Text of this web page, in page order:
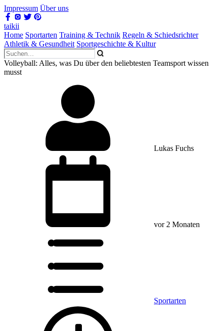
Impressum Über uns
taikii
Home Sportarten Training & Technik Regeln & Schiedsrichter
Athletik & Gesundheit Sportgeschichte & Kultur
Volleyball: Alles, was Du über den beliebtesten Teamsport wissen
musst
Lukas Fuchs
vor 2 Monaten
Sportarten